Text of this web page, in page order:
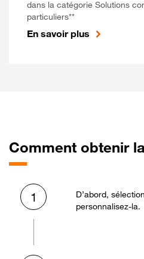
dans la catégorie Solutions
particuliers**
En savoir plus
Comment obtenir
1
D’abord,
personnalisez-la.